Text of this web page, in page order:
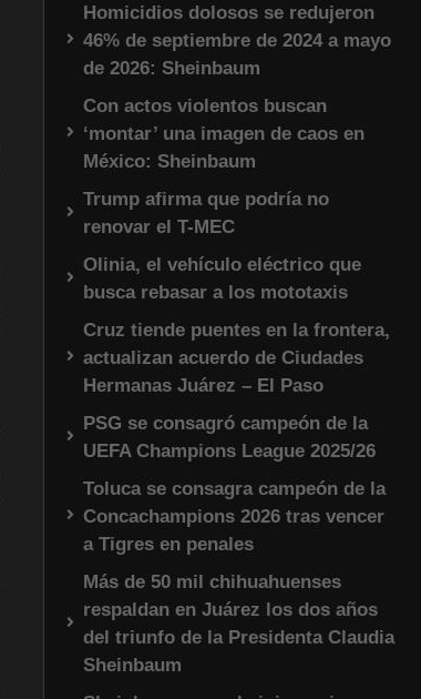
Homicidios dolosos se redujeron
46% de septiembre de 2024 a mayo
de 2026: Sheinbaum
Con actos violentos buscan
‘montar’ una imagen de caos en
México: Sheinbaum
Trump afirma que podría no
renovar el T-MEC
Olinia, el vehículo eléctrico que
busca rebasar a los mototaxis
Cruz tiende puentes en la frontera,
actualizan acuerdo de Ciudades
Hermanas Juárez – El Paso
PSG se consagró campeón de la
UEFA Champions League 2025/26
Toluca se consagra campeón de la
Concachampions 2026 tras vencer
a Tigres en penales
Más de 50 mil chihuahuenses
respaldan en Juárez los dos años
del triunfo de la Presidenta Claudia
Sheinbaum